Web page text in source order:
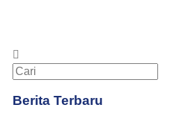
Berita Terbaru